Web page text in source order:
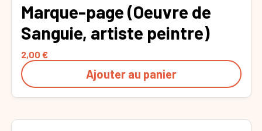
Marque-page (Oeuvre de
Sanguie, artiste peintre)
2,00 €
Ajouter au panier